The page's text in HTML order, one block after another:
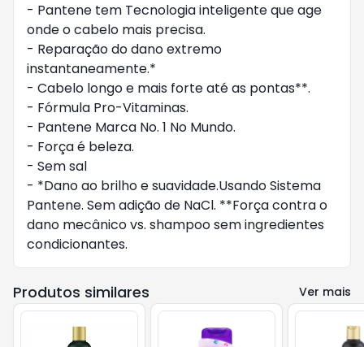
- Pantene tem Tecnologia inteligente que age
onde o cabelo mais precisa.
- Reparação do dano extremo
instantaneamente.*
- Cabelo longo e mais forte até as pontas**.
- Fórmula Pro-Vitaminas.
- Pantene Marca No. 1 No Mundo.
- Força é beleza.
- Sem sal
- *Dano ao brilho e suavidade.Usando Sistema
Pantene. Sem adição de NaCl. **Força contra o
dano mecânico vs. shampoo sem ingredientes
condicionantes.
Produtos similares Ver mais